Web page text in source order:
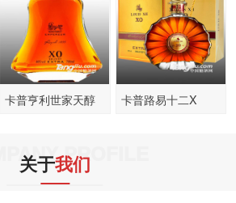
卡普亨利世家天醇
卡普路易十二X
PROFILE
关于我们